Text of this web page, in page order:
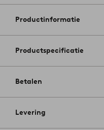
Productinformatie
Productspecificatie
Betalen
Levering